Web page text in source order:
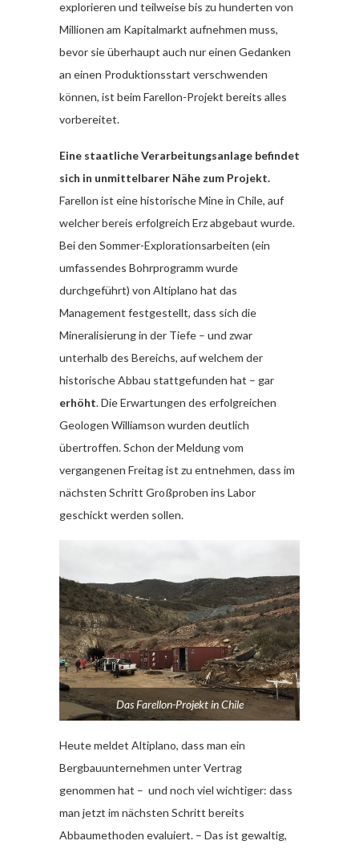
explorieren und teilweise bis zu hunderten von
Millionen am Kapitalmarkt aufnehmen muss,
bevor sie überhaupt auch nur einen Gedanken
an einen Produktionsstart verschwenden
können, ist beim Farellon-Projekt bereits alles
vorbereitet.
Eine staatliche Verarbeitungsanlage befindet
sich in unmittelbarer Nähe zum Projekt.
Farellon ist eine historische Mine in Chile, auf
welcher bereis erfolgreich Erz abgebaut wurde.
Bei den Sommer-Explorationsarbeiten (ein
umfassendes Bohrprogramm wurde
durchgeführt) von Altiplano hat das
Management festgestellt, dass sich die
Mineralisierung in der Tiefe – und zwar
unterhalb des Bereichs, auf welchem der
historische Abbau stattgefunden hat – gar
erhöht. Die Erwartungen des erfolgreichen
Geologen Williamson wurden deutlich
übertroffen. Schon der Meldung vom
vergangenen Freitag ist zu entnehmen, dass im
nächsten Schritt Großproben ins Labor
geschickt werden sollen.
Das Farellon-Projekt in Chile
Heute meldet Altiplano, dass man ein
Bergbauunternehmen unter Vertrag
genommen hat – und noch viel wichtiger: dass
man jetzt im nächsten Schritt bereits
Abbaumethoden evaluiert. – Das ist gewaltig,